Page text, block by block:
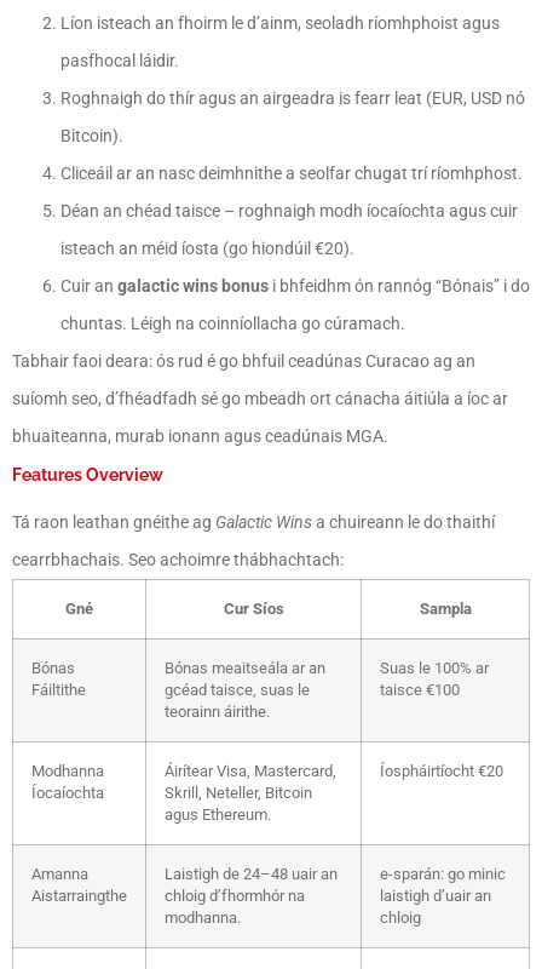
Líon isteach an fhoirm le d’ainm, seoladh ríomhphoist agus
pasfhocal láidir.
Roghnaigh do thír agus an airgeadra is fearr leat (EUR, USD nó
Bitcoin).
Cliceáil ar an nasc deimhnithe a seolfar chugat trí ríomhphost.
Déan an chéad taisce – roghnaigh modh íocaíochta agus cuir
isteach an méid íosta (go hiondúil €20).
Cuir an galactic wins bonus i bhfeidhm ón rannóg “Bónais” i do
chuntas. Léigh na coinníollacha go cúramach.
Tabhair faoi deara: ós rud é go bhfuil ceadúnas Curacao ag an
suíomh seo, d’fhéadfadh sé go mbeadh ort cánacha áitiúla a íoc ar
bhuaiteanna, murab ionann agus ceadúnais MGA.
Features Overview
Tá raon leathan gnéithe ag Galactic Winsa chuireann le do thaithí
cearrbhachais. Seo achoimre thábhachtach:
Gné Cur Síos Sampla
Bónas
Fáiltithe
Bónas meaitseála ar an
gcéad taisce, suas le
teorainn áirithe.
Suas le 100% ar
taisce €100
Modhanna
Íocaíochta
Áirítear Visa, Mastercard,
Skrill, Neteller, Bitcoin
agus Ethereum.
Íospháirtíocht €20
Amanna
Aistarraingthe
Laistigh de 24–48 uair an
chloig d’fhormhór na
modhanna.
e-sparán: go minic
laistigh d’uair an
chloig